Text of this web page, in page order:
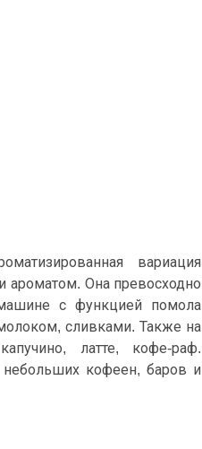
вариация
ароматом. Она превосходно
с функцией помола
сливками. Также на
латте, кофе-раф.
кофеен, баров и